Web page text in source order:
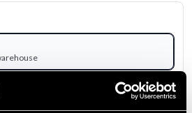
in stock.